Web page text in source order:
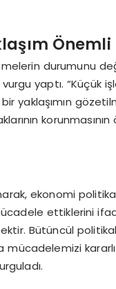
Önemli
durumunu
yaptı. “Küçük
yaklaşımın
ekonomi
ettiklerini
Bütüncül